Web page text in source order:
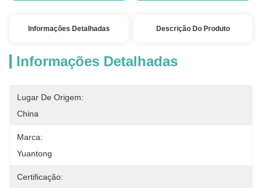
Informações Detalhadas Descrição Do Produto
Informações Detalhadas
Lugar De Origem:
China
Marca:
Yuantong
Certificação: